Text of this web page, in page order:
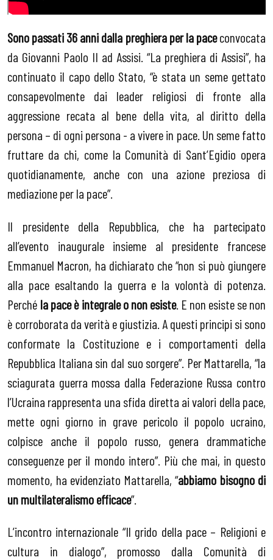
Sono passati 36 anni dalla preghiera per la paceconvocata
da Giovanni Paolo II ad Assisi. “La preghiera di Assisi”, ha
continuato il capo dello Stato, “è stata un seme gettato
consapevolmente dai leader religiosi di fronte alla
aggressione recata al bene della vita, al diritto della
persona – di ogni persona - a vivere in pace. Un seme fatto
fruttare da chi, come la Comunità di Sant’Egidio opera
quotidianamente, anche con una azione preziosa di
mediazione per la pace”.
Il presidente della Repubblica, che ha partecipato
all’evento inaugurale insieme al presidente francese
Emmanuel Macron, ha dichiarato che “non si può giungere
alla pace esaltando la guerra e la volontà di potenza.
Perché la pace è integrale o non esiste. E non esiste se non
è corroborata da verità e giustizia. A questi principi si sono
conformate la Costituzione e i comportamenti della
Repubblica Italiana sin dal suo sorgere”. Per Mattarella, “la
sciagurata guerra mossa dalla Federazione Russa contro
l’Ucraina rappresenta una sfida diretta ai valori della pace,
mette ogni giorno in grave pericolo il popolo ucraino,
colpisce anche il popolo russo, genera drammatiche
conseguenze per il mondo intero”. Più che mai, in questo
momento, ha evidenziato Mattarella, “abbiamo bisogno di
un multilateralismo efficace”.
L’incontro internazionale “Il grido della pace – Religioni e
cultura in dialogo”, promosso dalla Comunità di